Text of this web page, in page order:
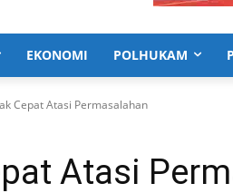
EKONOMI POLHUKAM
Cepat Atasi Permasalahan
Atasi